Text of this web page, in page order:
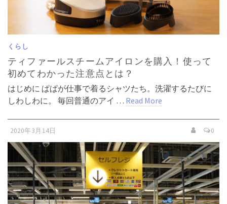
くらし
ティファールスチームアイロンを購入！使って
初めてわかった注意点とは？
はじめに ぱぱが仕事で着るシャツたち。洗濯するたびに
しわしわに。 毎回普通のアイ … Read More
2020年3月14日 0